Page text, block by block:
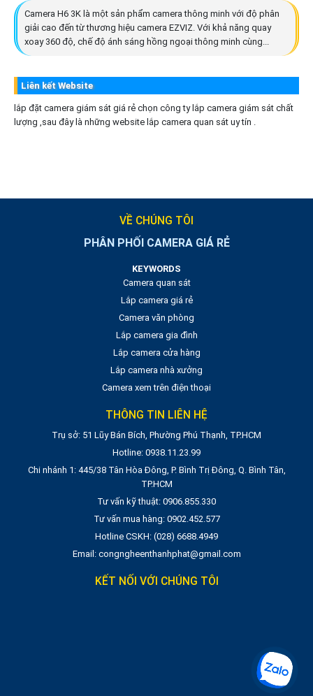
Camera H6 3K là một sản phẩm camera thông minh với độ phân
giải cao đến từ thương hiệu camera EZVIZ. Với khả năng quay
xoay 360 độ, chế độ ánh sáng hồng ngoại thông minh cùng...
Liên kết Website
lắp đặt camera giám sát giá rẻ chọn công ty lắp camera giám sát chất
lượng ,sau đây là những website lắp camera quan sát uy tín .
VỀ CHÚNG TÔI
PHÂN PHỐI CAMERA GIÁ RẺ
KEYWORDS
Camera quan sát
Lắp camera giá rẻ
Camera văn phòng
Lắp camera gia đình
Lắp camera cửa hàng
Lắp camera nhà xưởng
Camera xem trên điện thoại
THÔNG TIN LIÊN HỆ
Trụ sở: 51 Lũy Bán Bích, Phường Phú Thạnh, TP.HCM
Hotline: 0938.11.23.99
Chi nhánh 1: 445/38 Tân Hòa Đông, P. Bình Trị Đông, Q. Bình Tân,
TP.HCM
Tư vấn kỹ thuật: 0906.855.330
Tư vấn mua hàng: 0902.452.577
Hotline CSKH: (028) 6688.4949
Email: congngheenthanhphat@gmail.com
KẾT NỐI VỚI CHÚNG TÔI